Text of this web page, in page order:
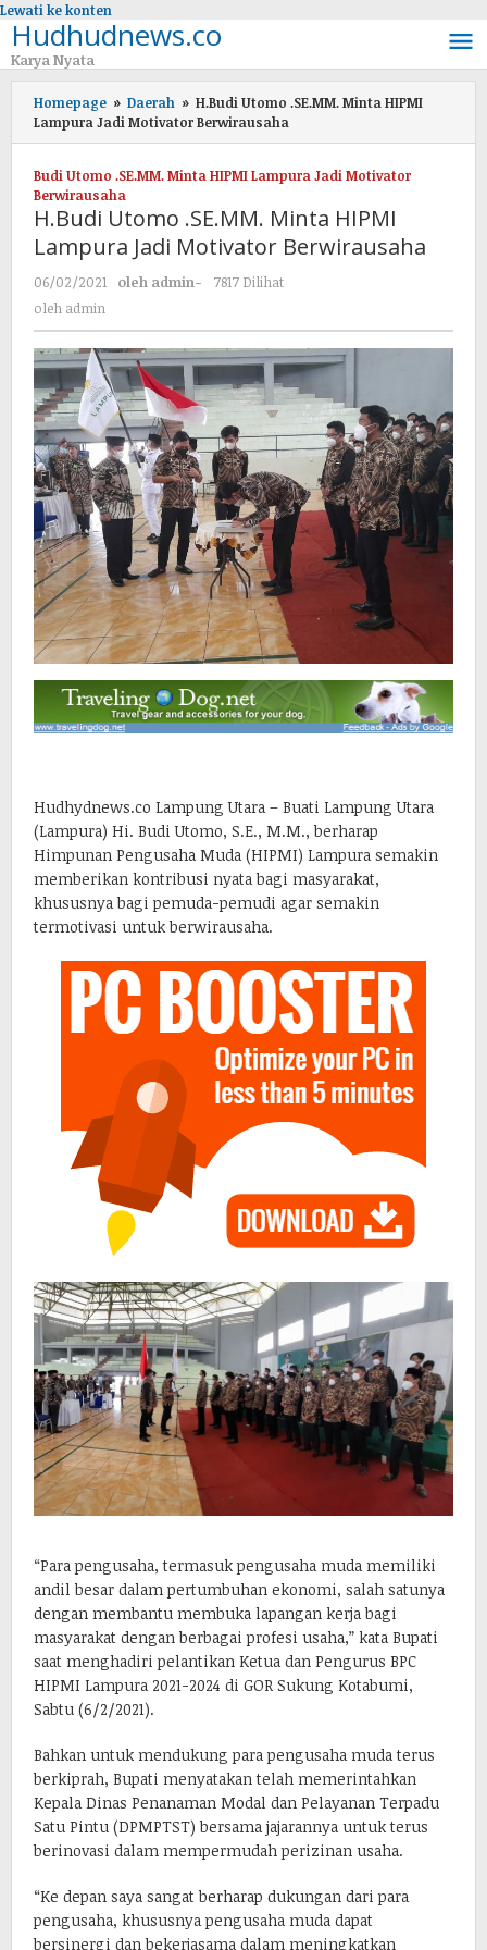
Lewati ke konten
Hudhudnews.co
Karya Nyata
Homepage » Daerah » H.Budi Utomo .SE.MM. Minta HIPMI
Lampura Jadi Motivator Berwirausaha
Budi Utomo .SE.MM. Minta HIPMI Lampura Jadi Motivator
Berwirausaha
H.Budi Utomo .SE.MM. Minta HIPMI
Lampura Jadi Motivator Berwirausaha
06/02/2021 oleh admin-
7817 Dilihat
oleh admin
Hudhydnews.co Lampung Utara – Buati Lampung Utara
(Lampura) Hi. Budi Utomo, S.E., M.M., berharap
Himpunan Pengusaha Muda (HIPMI) Lampura semakin
memberikan kontribusi nyata bagi masyarakat,
khususnya bagi pemuda-pemudi agar semakin
termotivasi untuk berwirausaha.
“Para pengusaha, termasuk pengusaha muda memiliki
andil besar dalam pertumbuhan ekonomi, salah satunya
dengan membantu membuka lapangan kerja bagi
masyarakat dengan berbagai profesi usaha,” kata Bupati
saat menghadiri pelantikan Ketua dan Pengurus BPC
HIPMI Lampura 2021-2024 di GOR Sukung Kotabumi,
Sabtu (6/2/2021).
Bahkan untuk mendukung para pengusaha muda terus
berkiprah, Bupati menyatakan telah memerintahkan
Kepala Dinas Penanaman Modal dan Pelayanan Terpadu
Satu Pintu (DPMPTST) bersama jajarannya untuk terus
berinovasi dalam mempermudah perizinan usaha.
“Ke depan saya sangat berharap dukungan dari para
pengusaha, khususnya pengusaha muda dapat
bersinergi dan bekerjasama dalam meningkatkan